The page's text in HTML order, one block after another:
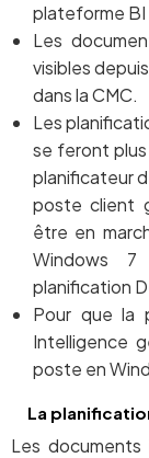
plateforme
Les
visibles
dans la CMC.
Les
se feront plus
planificateur
poste client
être en
Windows 7
planification
Pour que la
Intelligence
poste en
La
Les